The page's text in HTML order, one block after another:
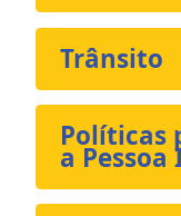
Trânsito
Políticas
a Pessoa